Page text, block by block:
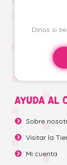
Dinos si
AYUDA AL
Sobre
Visitar la
Mi cuenta